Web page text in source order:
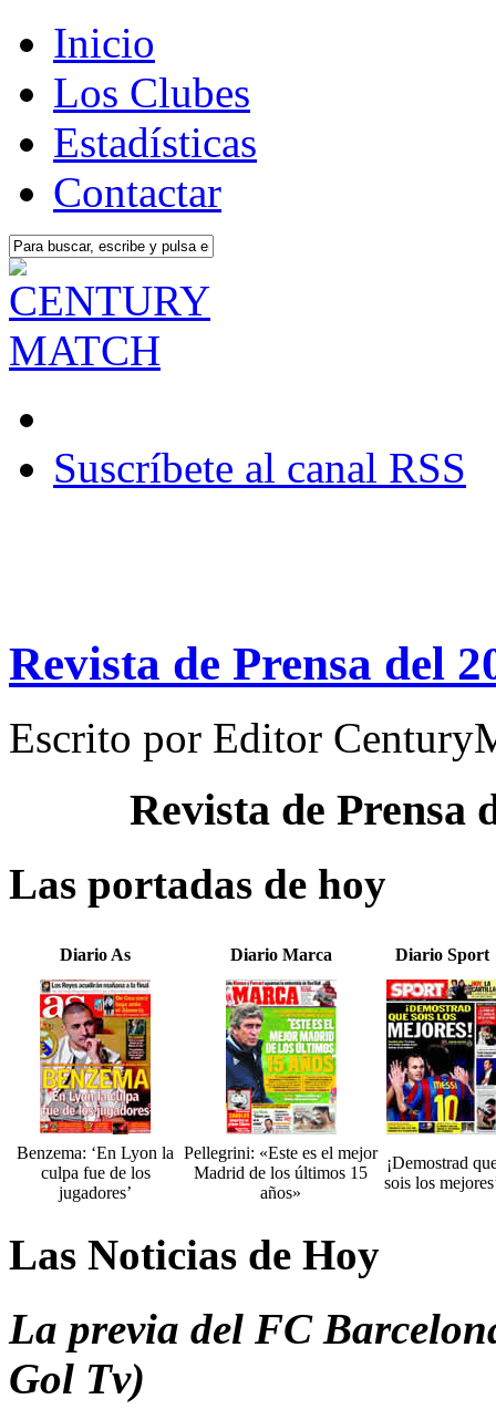
Inicio
Los Clubes
Estadísticas
Contactar
Suscríbete al canal RSS
Revista de Prensa del
Escrito por Editor
Revista de Prensa
Las portadas de hoy
Diario As Diario Marca Diario Sport
Benzema: ‘En Lyon la
culpa fue de los
jugadores’
Pellegrini: «Este es el mejor
Madrid de los últimos 15
años»
¡Demostrad
sois los
Las Noticias de Hoy
La previa del FC
Gol Tv)